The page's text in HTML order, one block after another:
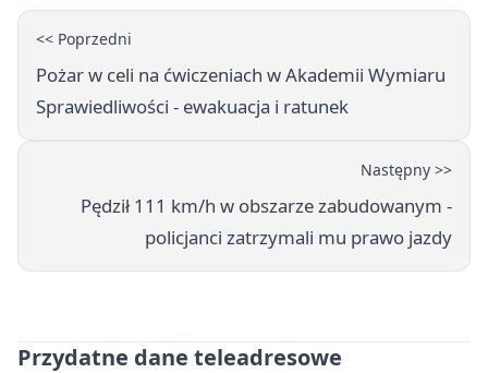
<< Poprzedni
Pożar w celi na ćwiczeniach w Akademii Wymiaru
Sprawiedliwości - ewakuacja i ratunek
Następny >>
Pędził 111 km/h w obszarze zabudowanym -
policjanci zatrzymali mu prawo jazdy
Przydatne dane teleadresowe